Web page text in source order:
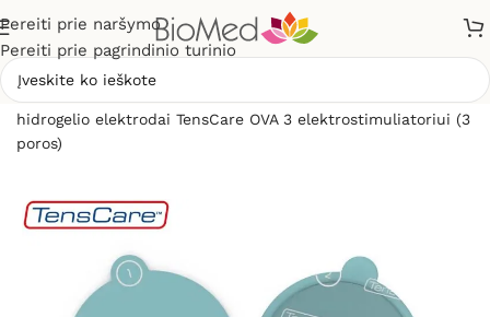
Pereiti prie naršymo
Pereiti prie pagrindinio turinio
hidrogelio elektrodai TensCare OVA 3 elektrostimuliatoriui (3
poros)